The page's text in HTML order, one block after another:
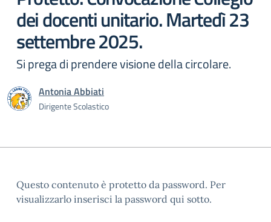
dei docenti unitario. Martedì 23
settembre 2025.
Si prega di prendere visione della circolare.
Antonia Abbiati
Dirigente Scolastico
Questo contenuto è protetto da password. Per
visualizzarlo inserisci la password qui sotto.